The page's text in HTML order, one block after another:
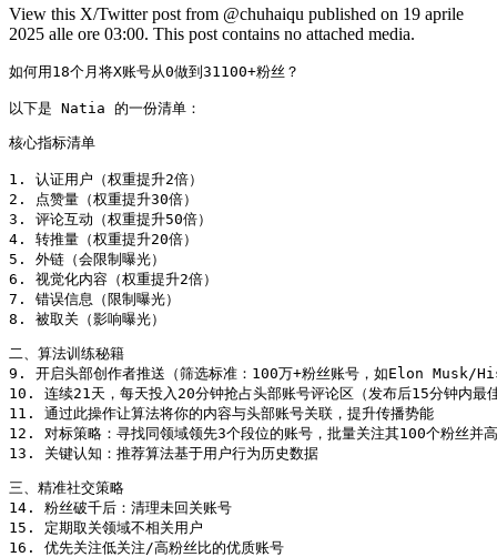
View this X/Twitter post from @chuhaiqu published on 19 aprile
2025 alle ore 03:00. This post contains no attached media.
如何用18个月将X账号从0做到31100+粉丝？
以下是 Natia 的一份清单：
核心指标清单
1. 认证用户（权重提升2倍）
2. 点赞量（权重提升30倍）
3. 评论互动（权重提升50倍）
4. 转推量（权重提升20倍）
5. 外链（会限制曝光）
6. 视觉化内容（权重提升2倍）
7. 错误信息（限制曝光）
8. 被取关（影响曝光）
二、算法训练秘籍
9. 开启头部创作者推送（筛选标准：100万+粉丝账号，如Elon
10. 连续21天，每天投入20分钟抢占头部账号评论区（发布后15分钟内最
11. 通过此操作让算法将你的内容与头部账号关联，提升传播势能
12. 对标策略：寻找同领域领先3个段位的账号，批量关注其100个粉丝并
13. 关键认知：推荐算法基于用户行为历史数据
三、精准社交策略
14. 粉丝破千后：清理未回关账号
15. 定期取关领域不相关用户
16. 优先关注低关注/高粉丝比的优质账号